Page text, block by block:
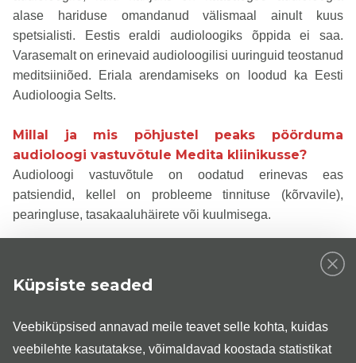
Küpsiste seaded
Veebiküpsised annavad meile teavet selle kohta, kuidas
veebilehte kasutatakse, võimaldavad koostada statistikat
alase hariduse omandanud välismaal ainult kuus
spetsialisti. Eestis eraldi audioloogiks õppida ei saa.
Varasemalt on erinevaid audioloogilisi uuringuid teostanud
meditsiiniõed. Eriala arendamiseks on loodud ka Eesti
Audioloogia Selts.
Millal ja mis põhjustel peaks pöörduma
audioloogi vastuvõtule Medita kliinikusse?
Audioloogi vastuvõtule on oodatud erinevas eas
patsiendid, kellel on probleeme tinnituse (kõrvavile),
pearingluse, tasakaaluhäirete või kuulmisega.
Audioloog nõustab kuulmis- või tasakaaluhäiretega
patsiente, selgitab välja probleemi olemuse ja ulatuse ning
pakub välja võimalusi terviseprobleemi(de)
Millised audioloogilised probleemid on Teie